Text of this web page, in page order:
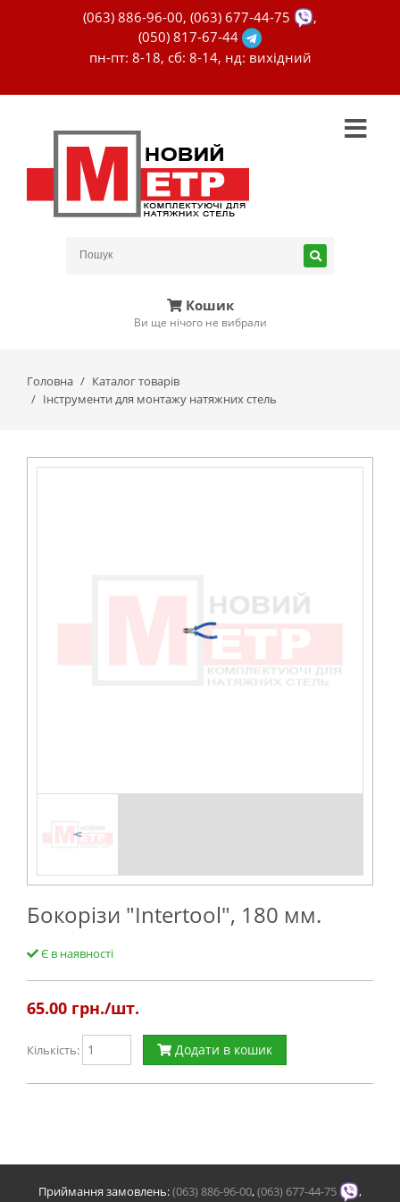
(063) 886-96-00, (063) 677-44-75
,
(050) 817-67-44
пн-пт: 8-18, сб: 8-14, нд: вихідний
Кошик
Ви ще нічого не вибрали
Головна
Каталог товарів
Інструменти для монтажу натяжних стель
Бокорізи "Intertool", 180 мм.
Є в наявності
65.00 грн./шт.
Кількість: Додати в кошик
Приймання замовлень:(063) 886-96-00,(063) 677-44-75 ,